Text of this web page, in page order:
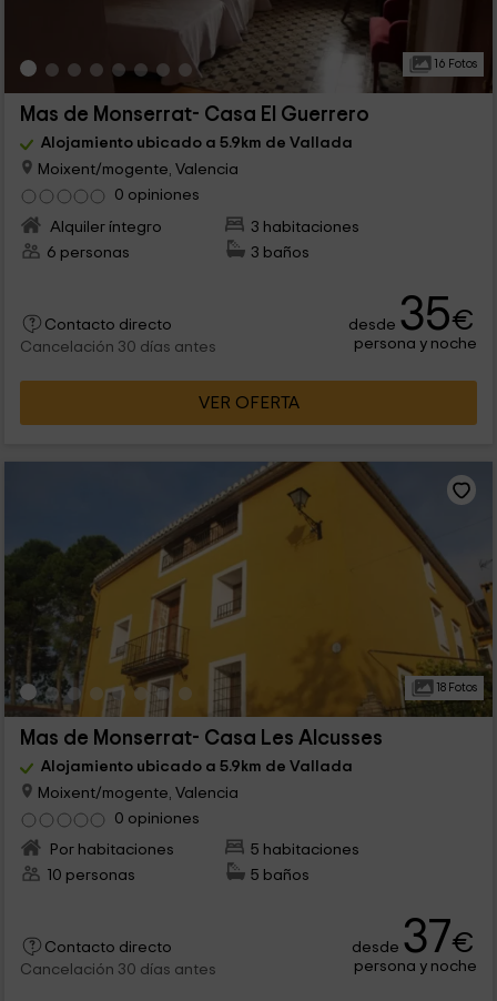
16 Fotos
Mas de Monserrat- Casa El Guerrero
Alojamiento ubicado a 5.9km de Vallada
Moixent/mogente, Valencia
0 opiniones
Alquiler íntegro
3 habitaciones
6 personas
3 baños
Contacto directo
Cancelación 30 días antes
desde 35€
persona y noche
VER OFERTA
18 Fotos
Mas de Monserrat- Casa Les Alcusses
Alojamiento ubicado a 5.9km de Vallada
Moixent/mogente, Valencia
0 opiniones
Por habitaciones
5 habitaciones
10 personas
5 baños
Contacto directo
Cancelación 30 días antes
desde 37€
persona y noche